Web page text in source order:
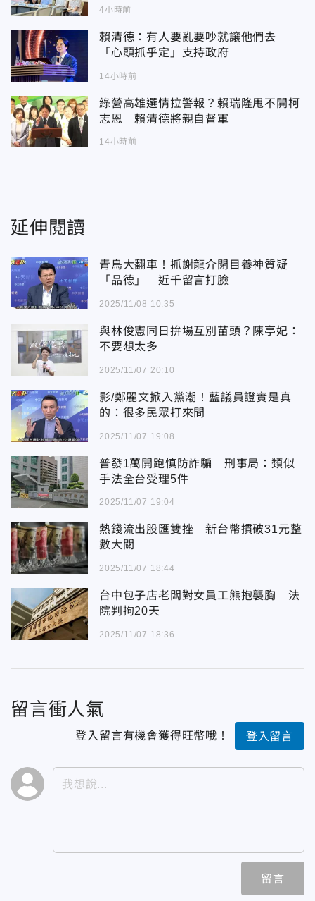
4小時前
賴清德：有人要亂要吵就讓他們去
「心頭抓乎定」支持政府
14小時前
綠營高雄選情拉警報？賴瑞隆甩不開柯
志恩 賴清德將親自督軍
14小時前
延伸閱讀
青鳥大翻車！抓謝龍介閉目養神質疑
「品德」 近千留言打臉
2025/11/08 10:35
與林俊憲同日拚場互別苗頭？陳亭妃：
不要想太多
2025/11/07 20:10
影/鄭麗文掀入黨潮！藍議員證實是真
的：很多民眾打來問
2025/11/07 19:08
普發1萬開跑慎防詐騙 刑事局：類似
手法全台受理5件
2025/11/07 19:04
熱錢流出股匯雙挫 新台幣摜破31元整
數大關
2025/11/07 18:44
台中包子店老闆對女員工熊抱襲胸 法
院判拘20天
2025/11/07 18:36
留言衝人氣
登入留言有機會獲得旺幣哦！ 登入留言
留言